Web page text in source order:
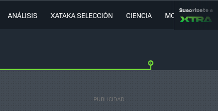
ANÁLISIS XATAKA SELECCIÓN CIENCIA MOVILIDAD
Suscríbete a